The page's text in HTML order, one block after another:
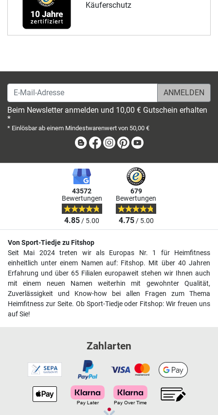
Käuferschutz
E-Mail-Adresse
Beim Newsletter anmelden und 10,00 € Gutschein erhalten
*
* Einlösbar ab einem Mindestwarenwert von 50,00 €
BlogFacebook
Instagram
Pinterest
43572
Bewertungen
4.85/ 5.00
679
Bewertungen
4.75/ 5.00
Von Sport-Tiedje zu Fitshop
Seit Mai 2024 treten wir als Europas Nr. 1 für Heimfitness
einheitlich unter einem Namen auf: Fitshop. Mit über 40 Jahren
Erfahrung und über 65 Filialen europaweit stehen wir Ihnen auch
mit einem neuen Namen weiterhin mit gewohnter Qualität,
Zuverlässigkeit und Know-how bei allen Fragen zum Thema
Heimfitness zur Seite. Ob Sport-Tiedje oder Fitshop: Wir freuen uns
auf Sie!
Zahlarten